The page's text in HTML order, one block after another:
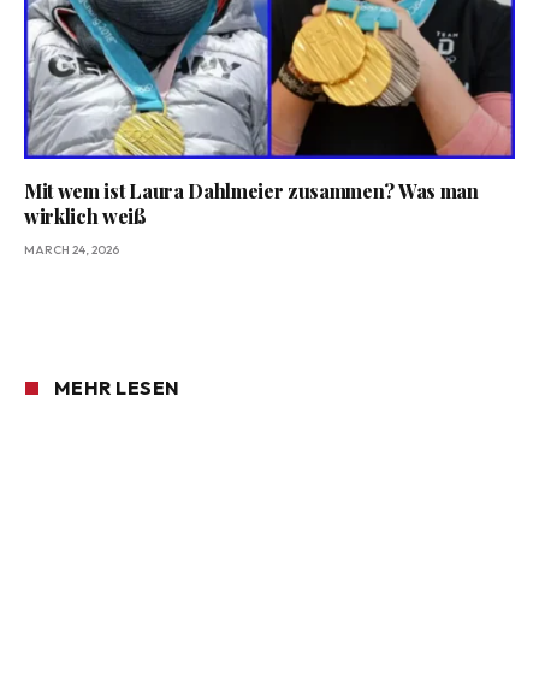
Mit wem ist Laura Dahlmeier zusammen? Was man
wirklich weiß
MARCH 24, 2026
MEHR LESEN